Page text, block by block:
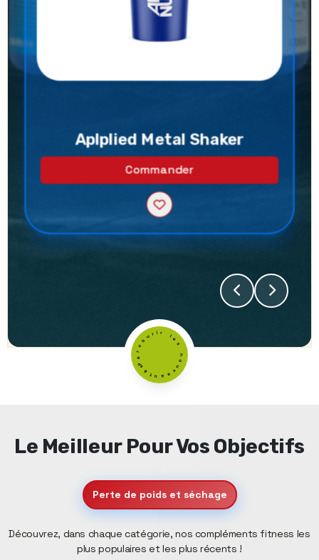
Aplplied Metal Shaker
Commander
Parcourir les nouveautés
Le Meilleur Pour Vos Objectifs
Perte de poids et séchage
Découvrez, dans chaque catégorie, nos compléments fitness les
plus populaires et les plus récents !